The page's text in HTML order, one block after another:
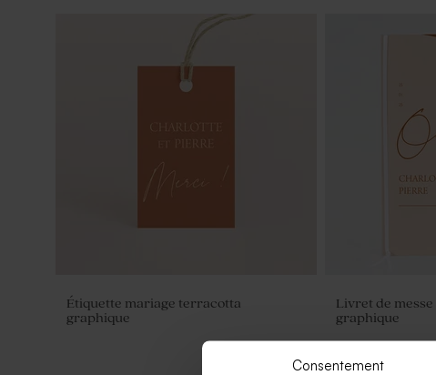
Consentement
Étiquette mariage terracotta
graphique
Livret de
graphique